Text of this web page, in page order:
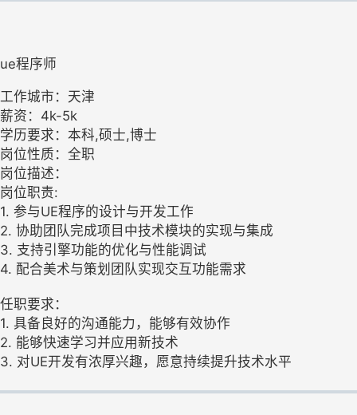
ue程序师
工作城市：天津
薪资：4k-5k
学历要求：本科,硕士,博士
岗位性质：全职
岗位描述：
岗位职责:
1. 参与UE程序的设计与开发工作
2. 协助团队完成项目中技术模块的实现与集成
3. 支持引擎功能的优化与性能调试
4. 配合美术与策划团队实现交互功能需求
任职要求：
1. 具备良好的沟通能力，能够有效协作
2. 能够快速学习并应用新技术
3. 对UE开发有浓厚兴趣，愿意持续提升技术水平